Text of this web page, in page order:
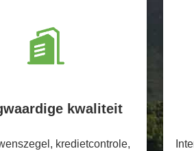
kwaliteit
kredietcontrole,